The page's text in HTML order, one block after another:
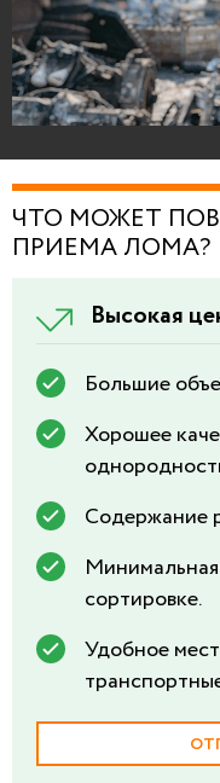
ЧТО МОЖЕТ
ПРИЕМА ЛОМА?
Высокая
Большие
Хорошее
Содержание
сортировке.
Удобное